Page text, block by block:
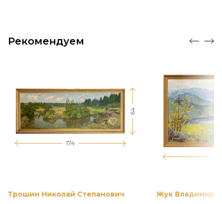
Рекомендуем
174
64
Трошин Николай Степанович Жук Владимир